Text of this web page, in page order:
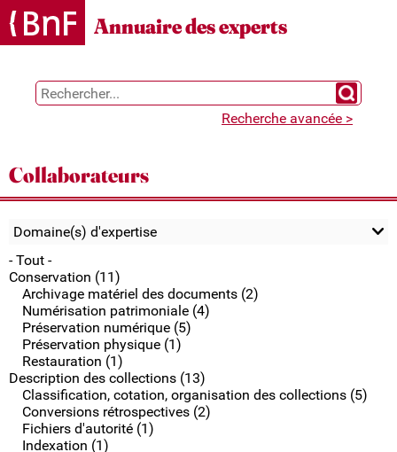
Gestion des cookies
Annuaire des experts
Chercher
Recherche avancée >
Collaborateurs
Domaine(s) d'expertise
- Tout -
Conservation (11)
Archivage matériel des documents (2)
Numérisation patrimoniale (4)
Préservation numérique (5)
Préservation physique (1)
Restauration (1)
Description des collections (13)
Classification, cotation, organisation des collections (5)
Conversions rétrospectives (2)
Fichiers d'autorité (1)
Indexation (1)